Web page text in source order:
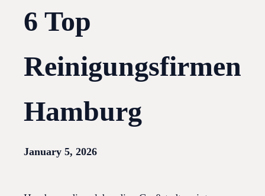
6 Top
Reinigungsfirmen
Hamburg
January 5, 2026